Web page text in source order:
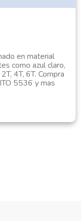
en material
como azul claro,
4T, 6T. Compra
5536 y mas